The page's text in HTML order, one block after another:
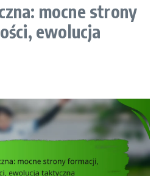
mocne strony
ewolucja